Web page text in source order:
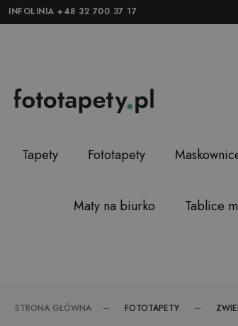
INFOLINIA +48 32 700 37 17
Tapety Fototapety
Maty na biurko Tablice
STRONA GŁÓWNA FOTOTAPETY